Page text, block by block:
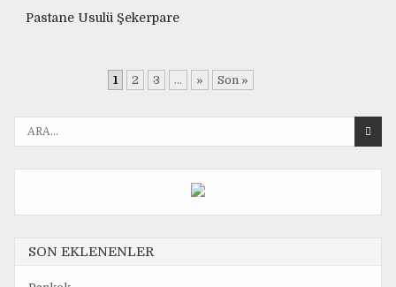
Pastane Usulü Şekerpare
1 2 3 ... » Son »
SON EKLENENLER